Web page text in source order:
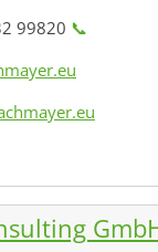
99820 📞